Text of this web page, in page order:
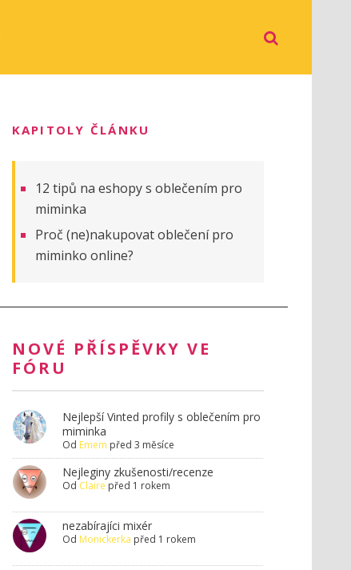
KAPITOLY ČLÁNKU
12 tipů na eshopy s oblečením pro
miminka
Proč (ne)nakupovat oblečení pro
miminko online?
NOVÉ PŘÍSPĚVKY VE
FÓRU
Nejlepší Vinted profily s oblečením pro
miminka
Od Emem před 3 měsíce
Nejleginy zkušenosti/recenze
Od Claire před 1 rokem
nezabírajíci mixér
Od Monickerka před 1 rokem